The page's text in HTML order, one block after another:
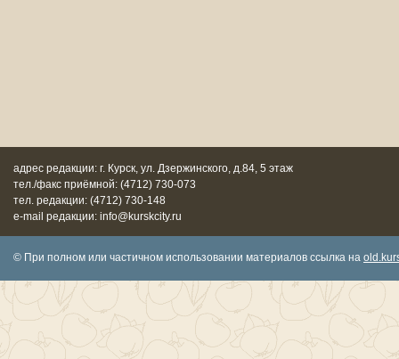
адрес редакции: г. Курск, ул. Дзержинского, д.84, 5 этаж
тел./факс приёмной: (4712) 730-073
тел. редакции: (4712) 730-148
e-mail редакции: info@kurskcity.ru
© При полном или частичном использовании материалов ссылка на